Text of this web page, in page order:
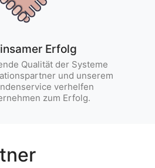
Erfolg
Qualität der Systeme
und unserem
verhelfen
zum Erfolg.